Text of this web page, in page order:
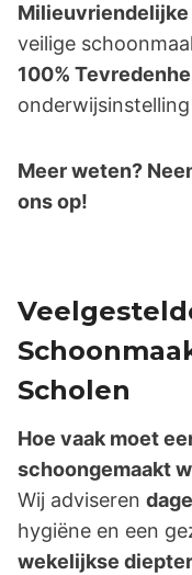
Milieuvriendelijke
veilige
100%
Meer weten?
ons op!
Scholen
Hoe vaak moet
schoongemaakt
Wij adviseren
hygiëne en een
wekelijkse